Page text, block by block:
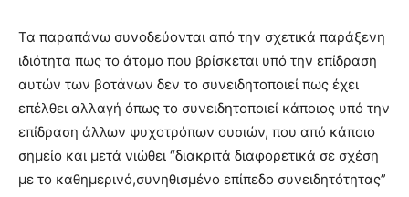
Τα παραπάνω συνοδεύονται από την σχετικά παράξενη
ιδιότητα πως το άτομο που βρίσκεται υπό την επίδραση
αυτών των βοτάνων δεν το συνειδητοποιεί πως έχει
επέλθει αλλαγή όπως το συνειδητοποιεί κάποιος υπό την
επίδραση άλλων ψυχοτρόπων ουσιών, που από κάποιο
σημείο και μετά νιώθει “διακριτά διαφορετικά σε σχέση
με το καθημερινό,συνηθισμένο επίπεδο συνειδητότητας”